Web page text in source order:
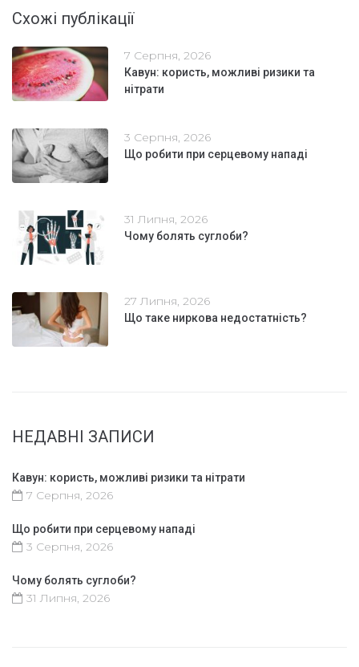
Схожі публікації
7 Серпня, 2026
Кавун: користь, можливі ризики та
нітрати
3 Серпня, 2026
Що робити при серцевому нападі
31 Липня, 2026
Чому болять суглоби?
27 Липня, 2026
Що таке ниркова недостатність?
НЕДАВНІ ЗАПИСИ
Кавун: користь, можливі ризики та нітрати
7 Серпня, 2026
Що робити при серцевому нападі
3 Серпня, 2026
Чому болять суглоби?
31 Липня, 2026